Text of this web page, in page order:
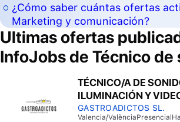
¿Cómo saber cuántas ofertas
Marketing y comunicación?
Ultimas ofertas
InfoJobs de Técnico de
TÉCNICO/A DE
ILUMINACIÓN Y
GASTROADICTOS SL.
Valencia/ValènciaPresencial